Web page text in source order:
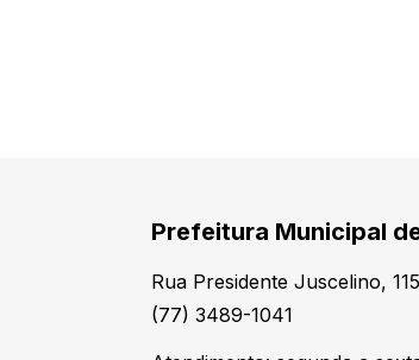
Prefeitura Municipal
Rua Presidente Juscelino,
(77) 3489-1041